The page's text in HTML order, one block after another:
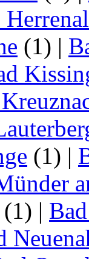
(1) |
(1) |
(1) |